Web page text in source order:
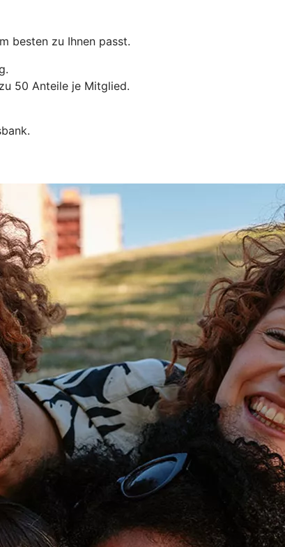
besten zu Ihnen passt.
50 Anteile je Mitglied.